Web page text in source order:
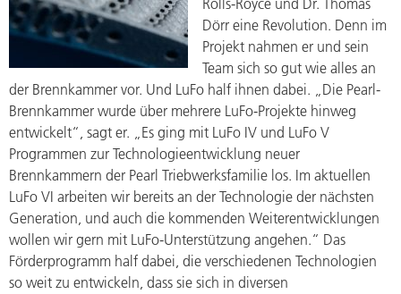
Rolls-Royce und Dr. Thomas
Dörr eine Revolution. Denn im
Projekt nahmen er und sein
Team sich so gut wie alles an
der Brennkammer vor. Und LuFo half ihnen dabei. „Die Pearl-
Brennkammer wurde über mehrere LuFo-Projekte hinweg
entwickelt“, sagt er. „Es ging mit LuFo IV und LuFo V
Programmen zur Technologieentwicklung neuer
Brennkammern der Pearl Triebwerksfamilie los. Im aktuellen
LuFo VI arbeiten wir bereits an der Technologie der nächsten
Generation, und auch die kommenden Weiterentwicklungen
wollen wir gern mit LuFo-Unterstützung angehen.“ Das
Förderprogramm half dabei, die verschiedenen Technologien
so weit zu entwickeln, dass sie sich in diversen